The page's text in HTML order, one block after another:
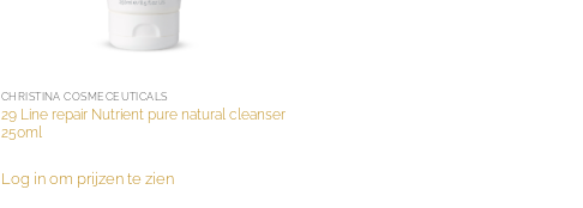
CHRISTINA COSMECEUTICALS
29 Line repair Nutrient pure natural cleanser
250ml
Log in om prijzen te zien